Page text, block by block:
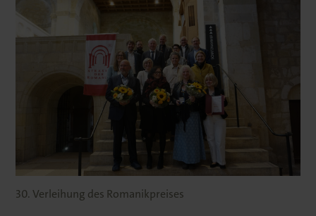
30. Verleihung des Romanikpreises